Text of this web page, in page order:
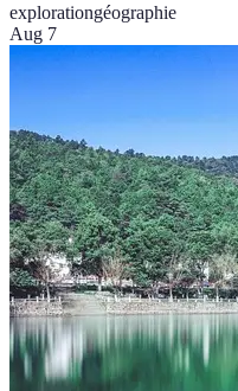
explorationgéographie
Aug 7